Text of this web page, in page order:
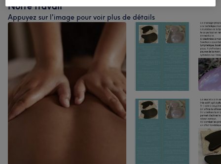
Notre travail
Appuyez sur l'image pour voir plus de détails